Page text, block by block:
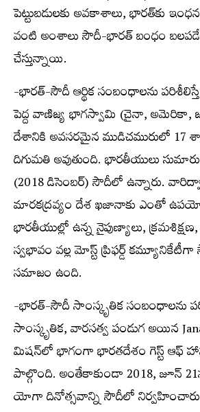
పెట్టుబడులకు అవకాశాలు, భారత్‌కు
వంటి అంశాలు సౌదీ-భారత్ బంధం
చేస్తున్నాయి.
-భారత్-సౌదీ ఆర్థిక సంబంధాలను
పెద్ద వాణిజ్య భాగస్వామి (చైనా, అమెరికా,
దేశానికి అవసరమైన ముడిచమురులో 17
దిగుమతి అవుతుంది. భారతీయులు
(2018 డిసెంబర్) సౌదీలో ఉన్నారు.
మారకద్రవ్యం దేశ ఖజానాకు ఎంతో
భారతీయుల్లో ఉన్న నైపుణ్యాలు,
స్వభావం వల్ల మోస్ట్ ప్రిఫర్డ్
సమాజం ఉంది.
-భారత్-సౌదీ సాంస్కృతిక సంబంధాలను
సాంస్కృతిక, వారసత్వ పండుగ అయిన
మిషన్‌లో భాగంగా భారతదేశం గెస్ట్
పాల్గొంది. అంతేకాకుండా 2018, జూన్
యోగా దినోత్సవాన్ని సౌదీలో